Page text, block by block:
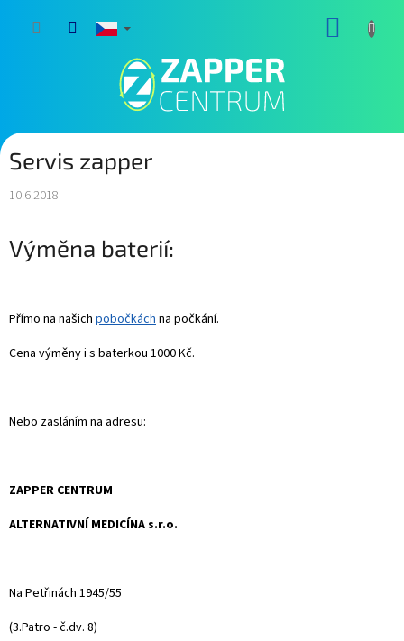
Servis zapper
10.6.2018
Výměna baterií:
Přímo na našich pobočkách na počkání.
Cena výměny i s baterkou 1000 Kč.
Nebo zasláním na adresu:
ZAPPER CENTRUM
ALTERNATIVNÍ MEDICÍNA s.r.o.
Na Petřinách 1945/55
(3.Patro - č.dv. 8)